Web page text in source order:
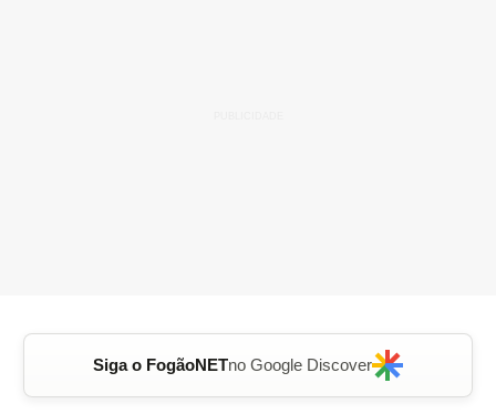
Siga o FogãoNETno Google Discover